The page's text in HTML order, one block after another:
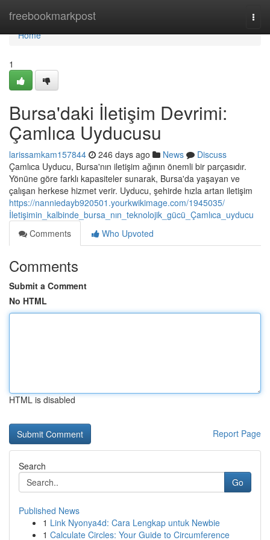
freebookmarkpost
Home
Home
1
Bursa'daki İletişim Devrimi:
Çamlıca Uyducusu
larissamkam157844 246 days ago News
Discuss
Çamlıca Uyducu, Bursa'nın iletişim ağının önemli bir parçasıdır.
Yönüne göre farklı kapasiteler sunarak, Bursa'da yaşayan ve
çalışan herkese hizmet verir. Uyducu, şehirde hızla artan iletişim
https://nanniedayb920501.yourkwikimage.com/1945035/
İletişimin_kalbinde_bursa_nın_teknolojik_gücü_Çamlıca_uyducu
Comments
Who Upvoted
Comments
Submit a Comment
No HTML
HTML is disabled
Report Page
Search
Go
Published News
1 Link Nyonya4d: Cara Lengkap untuk Newbie
1 Calculate Circles: Your Guide to Circumference